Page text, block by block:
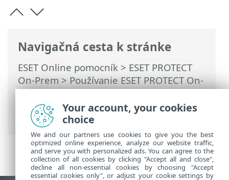
Navigačná cesta k stránke
ESET Online pomocník > ESET PROTECT
On-Prem>Používanie ESET PROTECT On-
Prem>Hlavné menu ESET PROTECT On-
Prem>Riadiaci panel> Zobrazenie
podrobností
Your account, your cookies
choice
We and our partners use cookies to give you the best
optimized online experience, analyze our website traffic,
and serve you with personalized ads. You can agree to the
collection of all cookies by clicking "Accept all and close",
decline all non-essential cookies by choosing "Accept
essential cookies only", or adjust your cookie settings by